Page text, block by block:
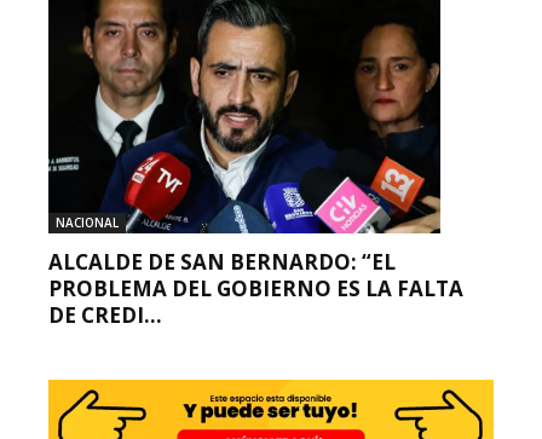
NACIONAL
ALCALDE DE SAN BERNARDO: “EL
PROBLEMA DEL GOBIERNO ES LA FALTA
DE CREDI...